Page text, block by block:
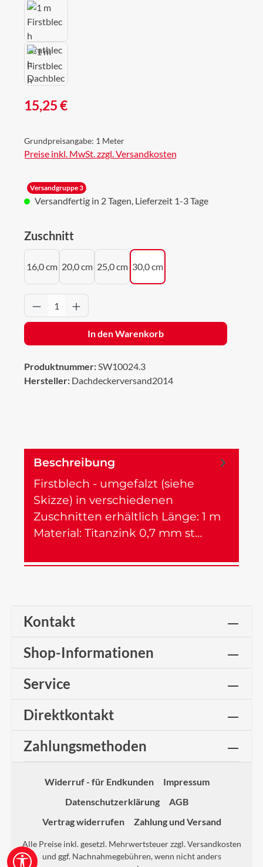
Regulärer Preis:
15,25 €
Grundpreisangabe: 1 Meter
Preise inkl. MwSt. zzgl. Versandkosten
Versandgruppe 3
Versandfertig in 2 Tagen, Lieferzeit 1-3 Tage
Zuschnitt
16,0 cm 20,0 cm 25,0 cm 30,0 cm
Produkt Anzahl: Gib den gewünschten
In den Warenkorb
Produktnummer:SW10024.3
Hersteller: Dachdeckerversand2014
Beschreibung
Firstblech - umgefalzt (siehe
Skizze) in verschiedenen
Zuschnitten erhältlich Länge: 1 m
Material: Titanzink 0,7 mm st…
Kontakt
Shop-Informationen
Service
Direktkontakt
Zahlungsmethoden
Widerruf - für Endkunden
Impressum
Datenschutzerklärung
AGB
Vertrag widerrufen
Zahlung und Versand
Alle Preise inkl. gesetzl. Mehrwertsteuer zzgl.Versandkosten
und ggf. Nachnahmegebühren, wenn nicht anders
Werkzeugleiste anzeigen